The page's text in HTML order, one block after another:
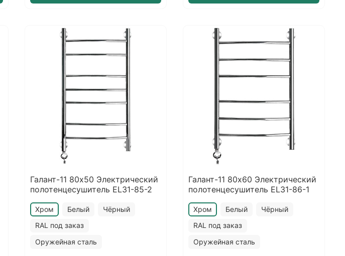
Галант-11 80х50 Электрический
полотенцесушитель EL31-85-2
Хром Белый
Чёрный
RAL под заказ
Оружейная сталь
Галант-11 80х60 Электрический
полотенцесушитель EL31-86-1
Хром Белый
Чёрный
RAL под заказ
Оружейная сталь